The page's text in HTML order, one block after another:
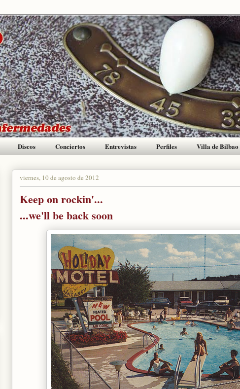
Discos Conciertos Entrevistas Perfiles Villa de Bilbao
viernes, 10 de agosto de 2012
Keep on rockin'...
...we'll be back soon